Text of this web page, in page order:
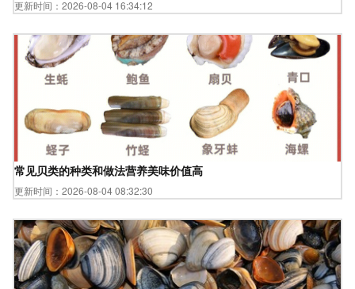
更新时间：2026-08-04 16:34:12
常见贝类的种类和做法营养美味价值高
更新时间：2026-08-04 08:32:30